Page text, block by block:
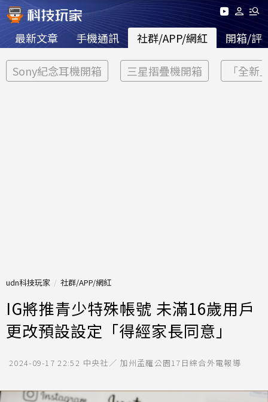
最新文章 手機通訊 社群/APP/網紅 開箱/評
Sony紀念耳機開箱 三星摺疊機開箱 「全新
udn科技玩家 社群/APP/網紅
IG將推青少特殊帳號 未滿16歲用戶
更改預設設定「得經家長同意」
2024-09-17 22:52 中央社／ 加州孟羅公園17日綜合外電報導